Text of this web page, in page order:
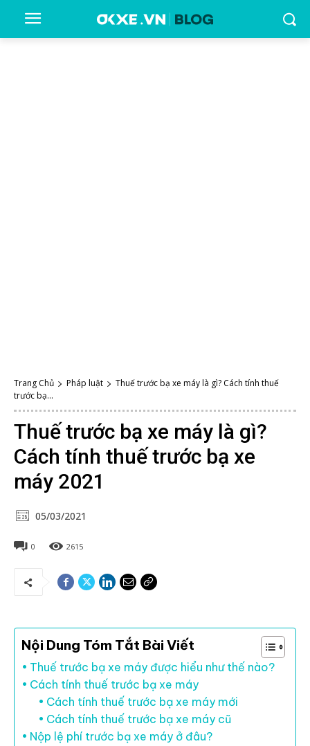
Trang Chủ Pháp luật
Thuế trước bạ xe máy là gì? Cách tính thuế
trước bạ...
Thuế trước bạ xe máy là gì?
Cách tính thuế trước bạ xe
máy 2021
05/03/2021
0 2615
Nội Dung Tóm Tắt Bài Viết
Thuế trước bạ xe máy được hiểu như thế nào?
Cách tính thuế trước bạ xe máy
Cách tính thuế trước bạ xe máy mới
Cách tính thuế trước bạ xe máy cũ
Nộp lệ phí trước bạ xe máy ở đâu?